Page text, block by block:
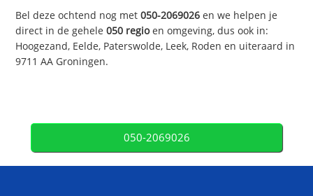
Bel deze ochtend nog met050-2069026 en we helpen je
direct in de gehele050 regioen omgeving, dus ook in:
Hoogezand, Eelde, Paterswolde, Leek, Roden en uiteraard in
9711 AA Groningen.
050-2069026